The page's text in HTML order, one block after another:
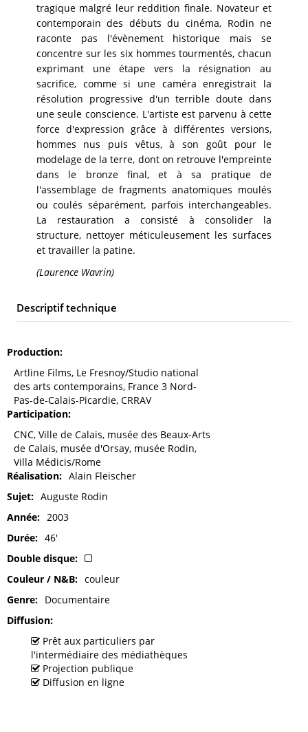
tragique malgré leur reddition finale. Novateur et
contemporain des débuts du cinéma, Rodin ne
raconte pas l'évènement historique mais se
concentre sur les six hommes tourmentés, chacun
exprimant une étape vers la résignation au
sacrifice, comme si une caméra enregistrait la
résolution progressive d'un terrible doute dans
une seule conscience. L'artiste est parvenu à cette
force d'expression grâce à différentes versions,
hommes nus puis vêtus, à son goût pour le
modelage de la terre, dont on retrouve l'empreinte
dans le bronze final, et à sa pratique de
l'assemblage de fragments anatomiques moulés
ou coulés séparément, parfois interchangeables.
La restauration a consisté à consolider la
structure, nettoyer méticuleusement les surfaces
et travailler la patine.
(Laurence Wavrin)
Descriptif technique
Production
Artline Films, Le Fresnoy/Studio national
des arts contemporains, France 3 Nord-
Pas-de-Calais-Picardie, CRRAV
Participation
CNC, Ville de Calais, musée des Beaux-Arts
de Calais, musée d'Orsay, musée Rodin,
Villa Médicis/Rome
Réalisation
Alain Fleischer
Sujet
Auguste Rodin
Année
2003
Durée
46'
Double disque
Couleur / N&B
couleur
Genre
Documentaire
Diffusion
Prêt aux particuliers par
l'intermédiaire des médiathèques
Projection publique
Diffusion en ligne